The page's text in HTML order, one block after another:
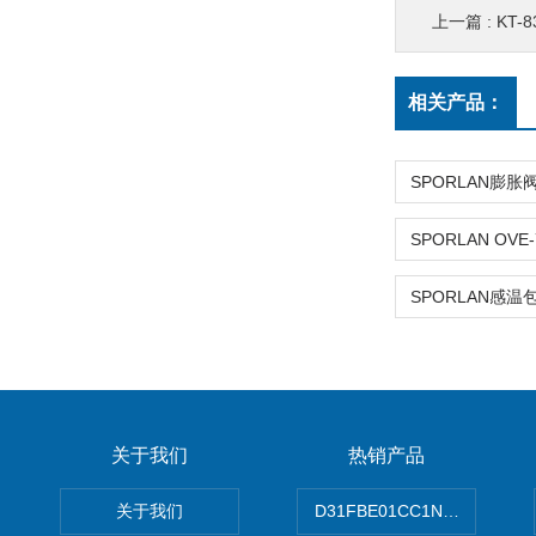
上一篇 : KT-
相关产品：
关于我们
关于我们
热销产品